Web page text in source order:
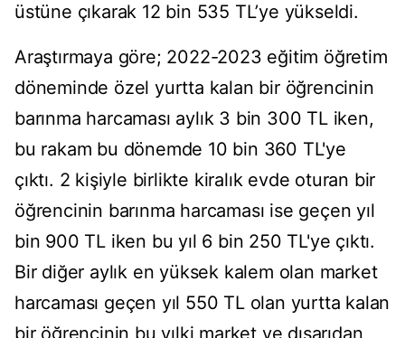
üstüne çıkarak 12 bin 535 TL’ye yükseldi.
Araştırmaya göre; 2022-2023 eğitim öğretim
döneminde özel yurtta kalan bir öğrencinin
barınma harcaması aylık 3 bin 300 TL iken,
bu rakam bu dönemde 10 bin 360 TL'ye
çıktı. 2 kişiyle birlikte kiralık evde oturan bir
öğrencinin barınma harcaması ise geçen yıl
bin 900 TL iken bu yıl 6 bin 250 TL'ye çıktı.
Bir diğer aylık en yüksek kalem olan market
harcaması geçen yıl 550 TL olan yurtta kalan